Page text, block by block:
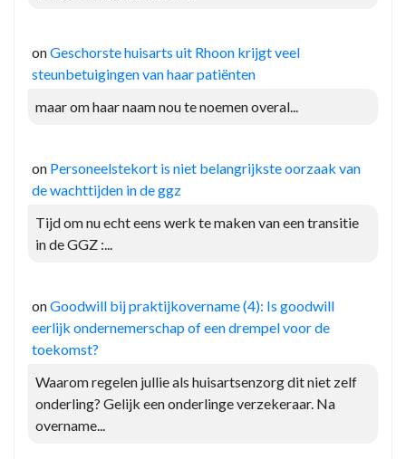
onGeschorste huisarts uit Rhoon krijgt veel
steunbetuigingen van haar patiënten
maar om haar naam nou te noemen overal...
on Personeelstekort is niet belangrijkste oorzaak van
de wachttijden in de ggz
Tijd om nu echt eens werk te maken van een transitie
in de GGZ :...
onGoodwill bij praktijkovername (4): Is goodwill
eerlijk ondernemerschap of een drempel voor de
toekomst?
Waarom regelen jullie als huisartsenzorg dit niet zelf
onderling? Gelijk een onderlinge verzekeraar. Na
overname...